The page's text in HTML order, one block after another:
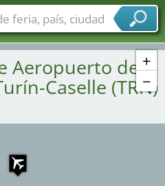
+
−
Aeropuerto de
Caselle (TRN)
Ciudades
servicios